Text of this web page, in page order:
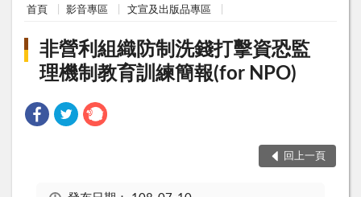
首頁 影音專區 文宣及出版品專區
非營利組織防制洗錢打擊資恐監
理機制教育訓練簡報(for NPO)
回上一頁